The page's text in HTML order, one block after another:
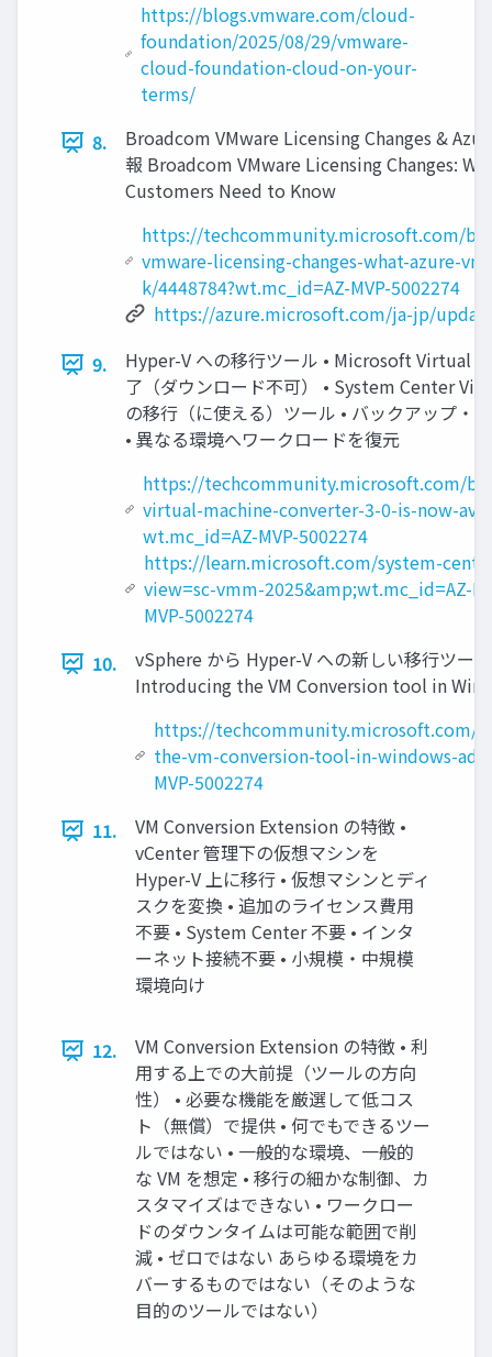
https://blogs.vmware.com/cloud-
foundation/2025/08/29/vmware-
cloud-foundation-cloud-on-your-
terms/
8.
Broadcom VMware Licensing Changes &
報 Broadcom VMware Licensing Changes:
Customers Need to Know
https://techcommunity.microsoft.com/
vmware-licensing-changes-what-azure-
k/4448784?wt.mc_id=AZ-MVP-5002274
https://azure.microsoft.com/ja-jp/
9.
Hyper-V への移行ツール • Microsoft Virtual
了（ダウンロード不可） • System Center
の移行（に使える）ツール • バックアップ・
• 異なる環境へワークロードを復元
https://techcommunity.microsoft.com/
virtual-machine-converter-3-0-is-now-
wt.mc_id=AZ-MVP-5002274
https://learn.microsoft.com/system-
view=sc-vmm-2025&amp;wt.mc_id=AZ-
MVP-5002274
10.
vSphere から Hyper-V への新しい移行ツー
Introducing the VM Conversion tool in
https://techcommunity.microsoft.com/
the-vm-conversion-tool-in-windows-
MVP-5002274
11.
VM Conversion Extension の特徴 •
vCenter 管理下の仮想マシンを
Hyper-V 上に移行 • 仮想マシンとディ
スクを変換 • 追加のライセンス費用
不要 • System Center 不要 • インタ
ーネット接続不要 • 小規模・中規模
環境向け
12.
VM Conversion Extension の特徴 • 利
用する上での大前提（ツールの方向
性） • 必要な機能を厳選して低コス
ト（無償）で提供 • 何でもできるツー
ルではない • 一般的な環境、一般的
な VM を想定 • 移行の細かな制御、カ
スタマイズはできない • ワークロー
ドのダウンタイムは可能な範囲で削
減 • ゼロではない あらゆる環境をカ
バーするものではない（そのような
目的のツールではない）